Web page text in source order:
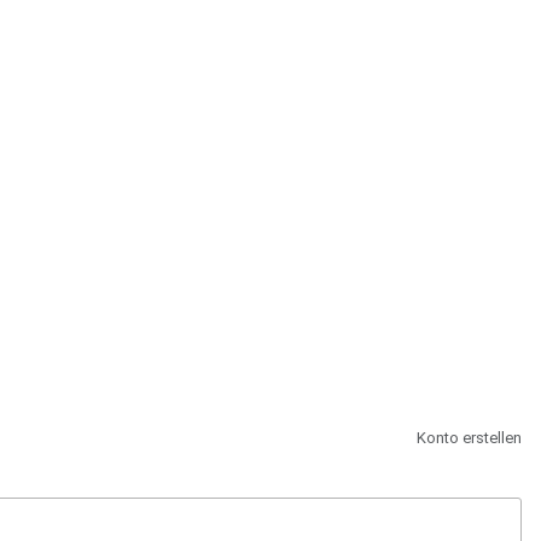
Konto erstellen